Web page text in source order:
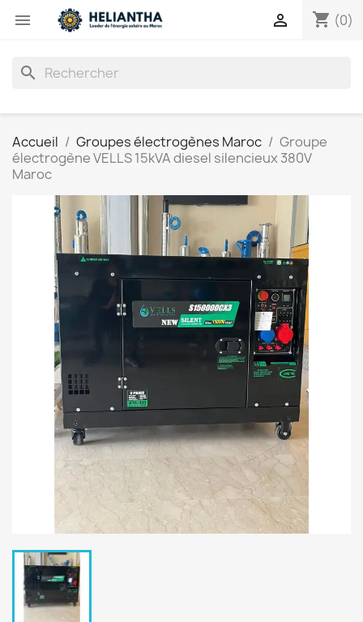
 shopping_cart (0)

search
Accueil Groupes électrogènes Maroc
Groupe
électrogène VELLS 15kVA diesel silencieux 380V
Maroc